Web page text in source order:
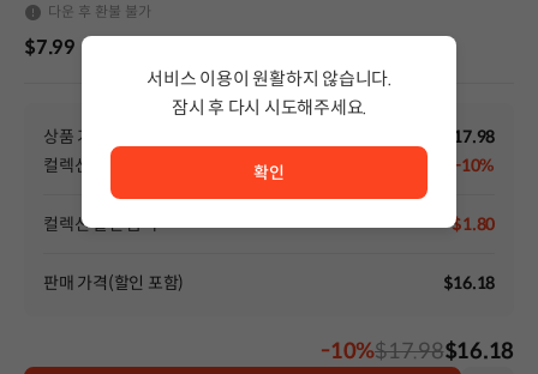
다운 후 환불 불가
$7.99
상품 가격
$17.98
컬렉션 할인
-10%
컬렉션 할인 금액 -$1.80
판매 가격(할인 포함) $16.18
-10%$17.98$16.18
서비스 이용이 원활하지 않습니다.
잠시 후 다시 시도해주세요.
서비스 이용이 원활하지 않습니다. <br/> 잠시 후 다시 시도
확인